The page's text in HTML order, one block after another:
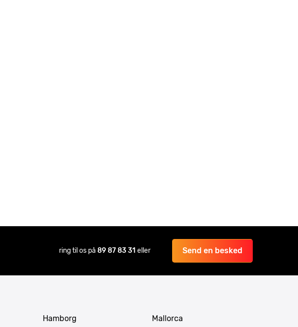
ring til os på 89 87 83 31 eller Send en besked
Hamborg
Mallorca